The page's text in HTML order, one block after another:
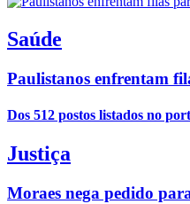
Saúde
Paulistanos enfrentam
Dos 512 postos listados no
Justiça
Moraes nega pedido